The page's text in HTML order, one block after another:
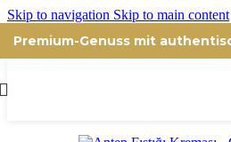
Skip to navigation Skip to main content
Premium-Genuss mit